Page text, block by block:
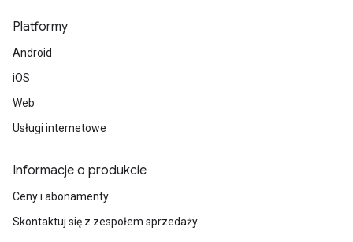
Platformy
Android
iOS
Web
Usługi internetowe
Informacje o produkcie
Ceny i abonamenty
Skontaktuj się z zespołem sprzedaży